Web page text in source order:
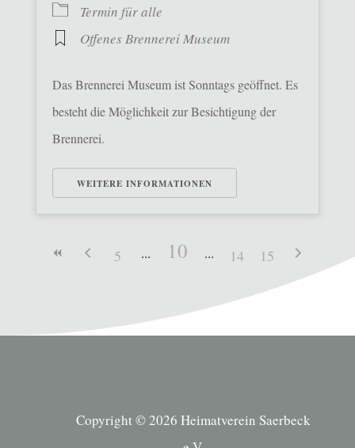
Termin für alle
Offenes Brennerei Museum
Das Brennerei Museum ist Sonntags geöffnet. Es
besteht die Möglichkeit zur Besichtigung der
Brennerei.
WEITERE INFORMATIONEN
5 10 14 15
Copyright © 2026 Heimatverein Saerbeck